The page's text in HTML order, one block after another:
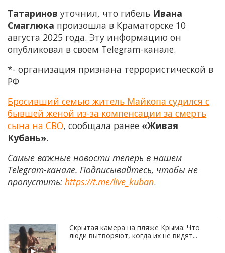
Татаринов уточнил, что гибель Ивана
Смаглюка произошла в Краматорске 10
августа 2025 года. Эту информацию он
опубликовал в своем Telegram-канале.
*- организация признана террористической в
РФ
Бросивший семью житель Майкопа судился с
бывшей женой из-за компенсации за смерть
сына на СВО, сообщала ранее «Живая
Кубань».
Самые важные новости теперь в нашем
Telegram-канале. Подписывайтесь, чтобы не
пропустить: https://t.me/live_kuban.
Скрытая камера на пляже Крыма: Что
люди вытворяют, когда их не видят...